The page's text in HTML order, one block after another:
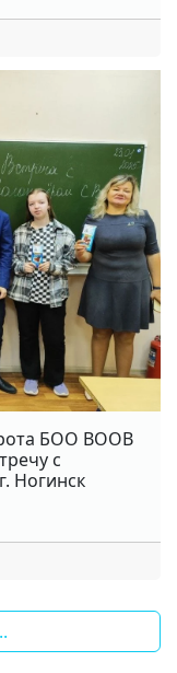
рота БОО ВООВ
с
Ногинск